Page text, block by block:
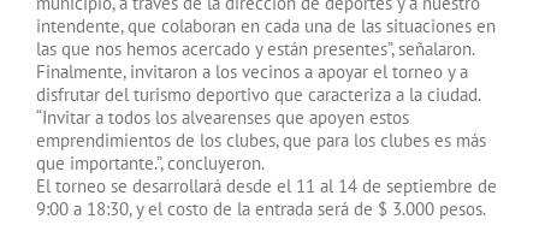
intendente, que colaboran en cada una de las situaciones en
las que nos hemos acercado y están presentes”, señalaron.
Finalmente, invitaron a los vecinos a apoyar el torneo y a
disfrutar del turismo deportivo que caracteriza a la ciudad.
“Invitar a todos los alvearenses que apoyen estos
emprendimientos de los clubes, que para los clubes es más
que importante.”, concluyeron.
El torneo se desarrollará desde el 11 al 14 de septiembre de
9:00 a 18:30, y el costo de la entrada será de $ 3.000 pesos.